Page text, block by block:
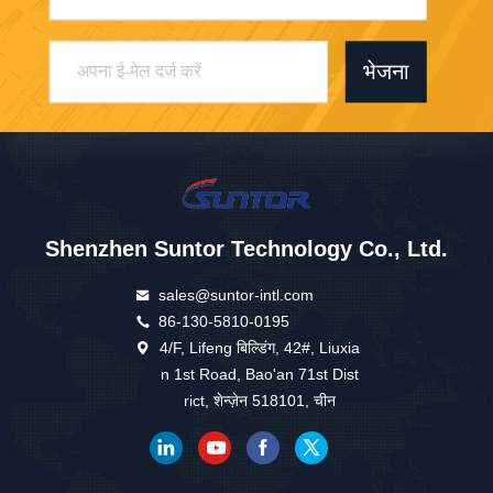
भेजना
Shenzhen Suntor Technology Co., Ltd.
sales@suntor-intl.com
86-130-5810-0195
4/F, Lifeng बिल्डिंग, 42#, Liuxia
n 1st Road, Bao'an 71st Dist
rict, शेन्ज़ेन 518101, चीन